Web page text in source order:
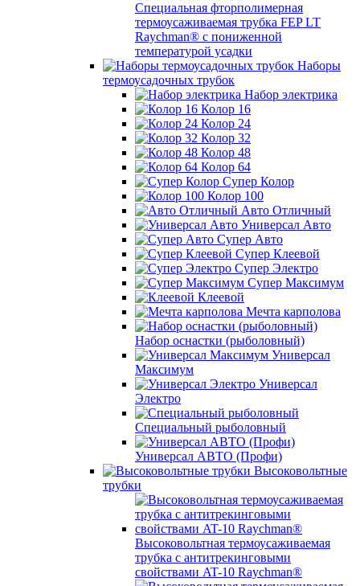
Специальная фторполимерная
термоусаживаемая трубка FEP LT
Raychman® с пониженной
температурой усадки
Наборы
термоусадочных трубок
Набор электрика
Колор 16
Колор 24
Колор 32
Колор 48
Колор 64
Супер Колор
Колор 100
Авто Отличный
Универсал Авто
Супер Авто
Супер Клеевой
Супер Электро
Супер Максимум
Клеевой
Мечта карполова
Набор оснастки (рыболовный)
Универсал
Максимум
Универсал
Электро
Специальный рыболовный
Универсал АВТО (Профи)
Высоковольтные
трубки
Высоковольтная термоусаживаемая
трубка с антитрекинговыми
свойствами AT-10 Raychman®